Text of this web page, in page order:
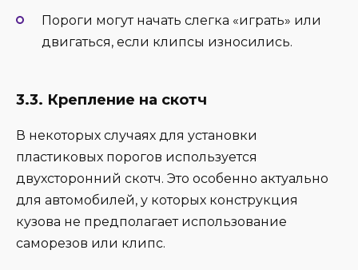
Пороги могут начать слегка «играть» или
двигаться, если клипсы износились.
3.3. Крепление на скотч
В некоторых случаях для установки
пластиковых порогов используется
двухсторонний скотч. Это особенно актуально
для автомобилей, у которых конструкция
кузова не предполагает использование
саморезов или клипс.